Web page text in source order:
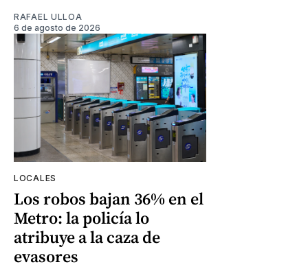
RAFAEL ULLOA
6 de agosto de 2026
LOCALES
Los robos bajan 36% en el
Metro: la policía lo
atribuye a la caza de
evasores